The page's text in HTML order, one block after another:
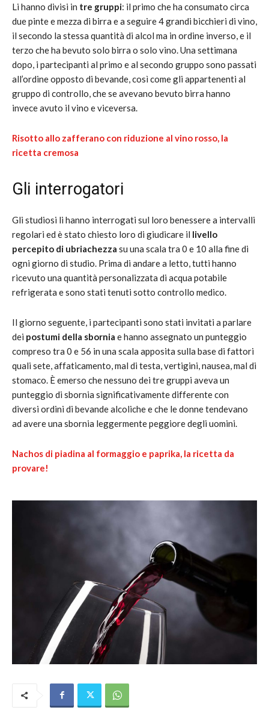
Li hanno divisi in tre gruppi: il primo che ha consumato circa
due pinte e mezza di birra e a seguire 4 grandi bicchieri di vino,
il secondo la stessa quantità di alcol ma in ordine inverso, e il
terzo che ha bevuto solo birra o solo vino. Una settimana
dopo, i partecipanti al primo e al secondo gruppo sono passati
all’ordine opposto di bevande, così come gli appartenenti al
gruppo di controllo, che se avevano bevuto birra hanno
invece avuto il vino e viceversa.
Risotto allo zafferano con riduzione al vino rosso, la
ricetta cremosa
Gli interrogatori
Gli studiosi li hanno interrogati sul loro benessere a intervalli
regolari ed è stato chiesto loro di giudicare il livello
percepito di ubriachezza su una scala tra 0 e 10 alla fine di
ogni giorno di studio. Prima di andare a letto, tutti hanno
ricevuto una quantità personalizzata di acqua potabile
refrigerata e sono stati tenuti sotto controllo medico.
Il giorno seguente, i partecipanti sono stati invitati a parlare
dei postumi della sbornia e hanno assegnato un punteggio
compreso tra 0 e 56 in una scala apposita sulla base di fattori
quali sete, affaticamento, mal di testa, vertigini, nausea, mal di
stomaco. È emerso che nessuno dei tre gruppi aveva un
punteggio di sbornia significativamente differente con
diversi ordini di bevande alcoliche e che le donne tendevano
ad avere una sbornia leggermente peggiore degli uomini.
Nachos di piadina al formaggio e paprika, la ricetta da
provare!